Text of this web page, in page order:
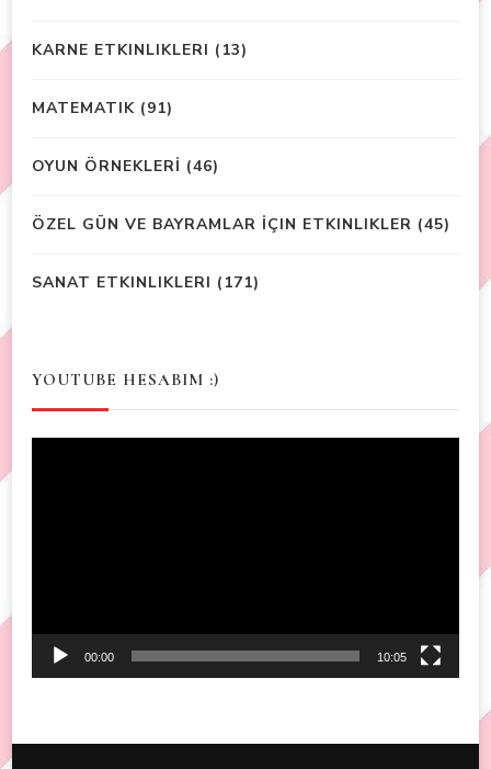
KARNE ETKINLIKLERI (13)
MATEMATIK (91)
OYUN ÖRNEKLERİ (46)
ÖZEL GÜN VE BAYRAMLAR İÇIN ETKINLIKLER (45)
SANAT ETKINLIKLERI (171)
YOUTUBE HESABIM :)
00:00 10:05